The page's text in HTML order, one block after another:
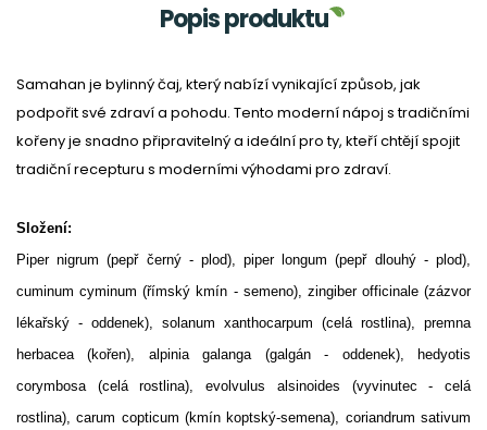
Popis produktu
Samahan je bylinný čaj, který nabízí vynikající způsob, jak
podpořit své zdraví a pohodu. Tento moderní nápoj s tradičními
kořeny je snadno připravitelný a ideální pro ty, kteří chtějí spojit
tradiční recepturu s moderními výhodami pro zdraví.
Složení:
Piper nigrum (pepř černý - plod), piper longum (pepř dlouhý - plod),
cuminum cyminum (římský kmín - semeno), zingiber officinale (zázvor
lékařský - oddenek), solanum xanthocarpum (celá rostlina), premna
herbacea (kořen), alpinia galanga (galgán - oddenek), hedyotis
corymbosa (celá rostlina), evolvulus alsinoides (vyvinutec - celá
rostlina), carum copticum (kmín koptský-semena), coriandrum sativum